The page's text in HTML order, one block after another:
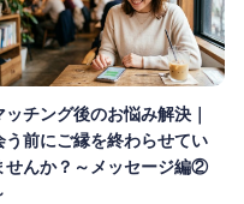
ッチング後のお悩み解決｜
う前にご縁を終わらせてい
せんか？～メッセージ編②